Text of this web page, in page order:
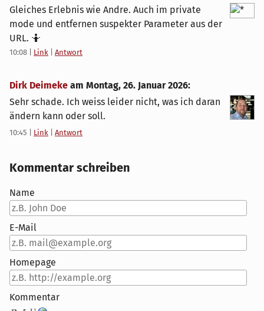
Gleiches Erlebnis wie Andre. Auch im private
mode und entfernen suspekter Parameter aus der
URL. 🤷
10:08 Link Antwort
Dirk Deimeke am Montag, 26. Januar 2026:
Sehr schade. Ich weiss leider nicht, was ich daran
ändern kann oder soll.
10:45 Link Antwort
Kommentar schreiben
Name
E-Mail
Homepage
Kommentar